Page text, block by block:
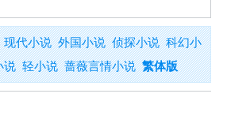
现代小说 外国小说 侦探小说 科幻小
说 轻小说 蔷薇言情小说 繁体版